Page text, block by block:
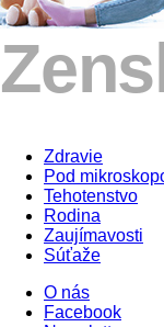
Zdravie
Pod
Tehotenstvo
Rodina
Zaujímavosti
Súťaže
O nás
Facebook